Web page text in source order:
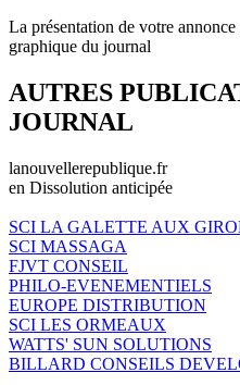
La présentation de votre
graphique du journal
AUTRES
JOURNAL
lanouvellerepublique.fr
en Dissolution anticipée
SCI LA GALETTE AUX
SCI MASSAGA
FJVT CONSEIL
PHILO-EVENEMENTIELS
EUROPE DISTRIBUTION
SCI LES ORMEAUX
WATTS' SUN SOLUTIONS
BILLARD CONSEILS